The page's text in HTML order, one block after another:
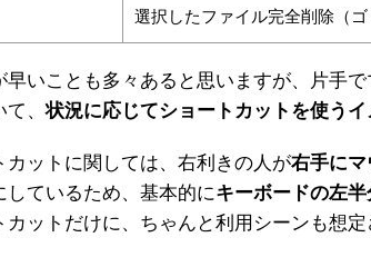
選択したファイル完全削除（ゴ
早いことも多々あると思いますが、片手
て、状況に応じてショートカットを使う
カットに関しては、右利きの人が右手に
しているため、基本的にキーボードの左
カットだけに、ちゃんと利用シーンも想